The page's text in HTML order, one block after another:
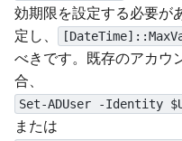
効期限を設定する必要が
定し、
べきです。既存のアカウ
合、
Set-ADUser -Identity
または